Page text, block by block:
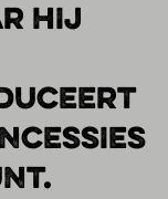
HIJ